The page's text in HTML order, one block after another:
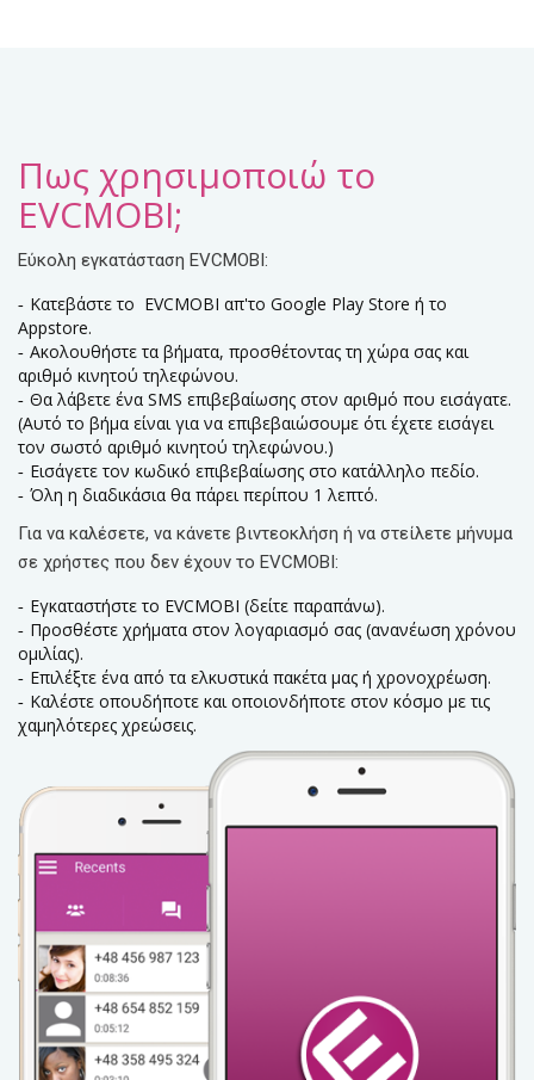
Πως χρησιμοποιώ το
EVCMOBI;
Εύκολη εγκατάσταση EVCMOBI:
Κατεβάστε το EVCMOBI απ'το Google Play Store ή το
Appstore.
Ακολουθήστε τα βήματα, προσθέτοντας τη χώρα σας και
αριθμό κινητού τηλεφώνου.
Θα λάβετε ένα SMS επιβεβαίωσης στον αριθμό που εισάγατε.
(Αυτό το βήμα είναι για να επιβεβαιώσουμε ότι έχετε εισάγει
τον σωστό αριθμό κινητού τηλεφώνου.)
Εισάγετε τον κωδικό επιβεβαίωσης στο κατάλληλο πεδίο.
Όλη η διαδικάσια θα πάρει περίπου 1 λεπτό.
Για να καλέσετε, να κάνετε βιντεοκλήση ή να στείλετε μήνυμα
σε χρήστες που δεν έχουν το EVCMOBI:
Εγκαταστήστε το EVCMOBI (δείτε παραπάνω).
Προσθέστε χρήματα στον λογαριασμό σας (ανανέωση χρόνου
ομιλίας).
Επιλέξτε ένα από τα ελκυστικά πακέτα μας ή χρονοχρέωση.
Καλέστε οπουδήποτε και οποιονδήποτε στον κόσμο με τις
χαμηλότερες χρεώσεις.